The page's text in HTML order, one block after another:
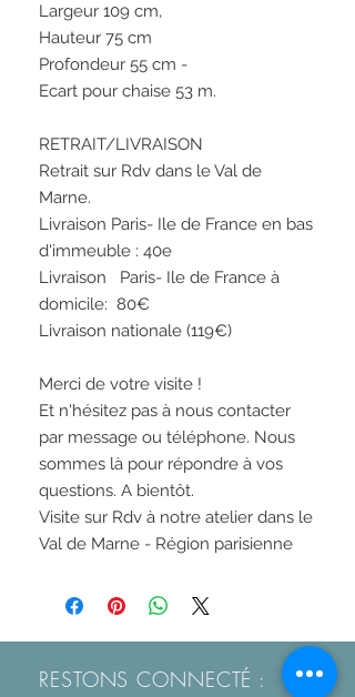
Largeur 109 cm,
Hauteur 75 cm
Profondeur 55 cm -
Ecart pour chaise 53 m.
RETRAIT/LIVRAISON
Retrait sur Rdv dans le Val de
Marne.
Livraison Paris- Ile de France en bas
d'immeuble : 40e
Livraison   Paris- Ile de France à
domicile:  80€
Livraison nationale (119€)
Merci de votre visite !
Et n'hésitez pas à nous contacter
par message ou téléphone. Nous
sommes là pour répondre à vos
questions. A bientôt.
Visite sur Rdv à notre atelier dans le
RESTONS CONNECTÉ :